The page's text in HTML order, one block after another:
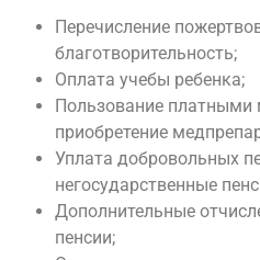
Перечисление
благотворительность;
Оплата учебы ребенка;
Пользование платными
приобретение
Уплата добровольных
негосударственные
Дополнительные
пенсии;